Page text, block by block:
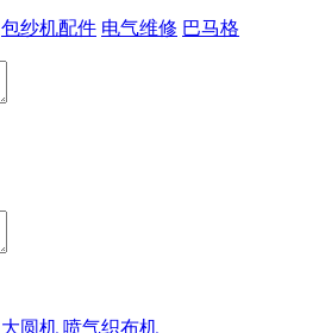
包纱机配件 电气维修 巴马格
大圆机 喷气织布机